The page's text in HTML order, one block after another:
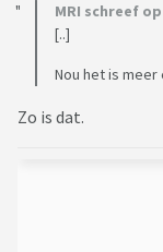
MRI schreef op
[..]
Nou het is
Zo is dat.